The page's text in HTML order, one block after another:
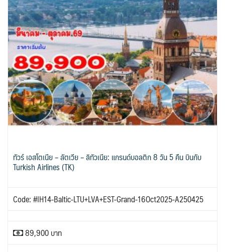
ทัวร์ เอสโตเนีย – ลัตเวีย – ลิทัวเนีย: แกรนด์บอลติก 8 วัน 5 คืน บินกับ
Turkish Airlines (TK)
Code: #IH14-Baltic-LTU+LVA+EST-Grand-16Oct2025-A250425
89,900 บาท